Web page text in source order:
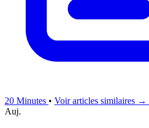
20 Minutes • Voir articles similaires →
Auj.